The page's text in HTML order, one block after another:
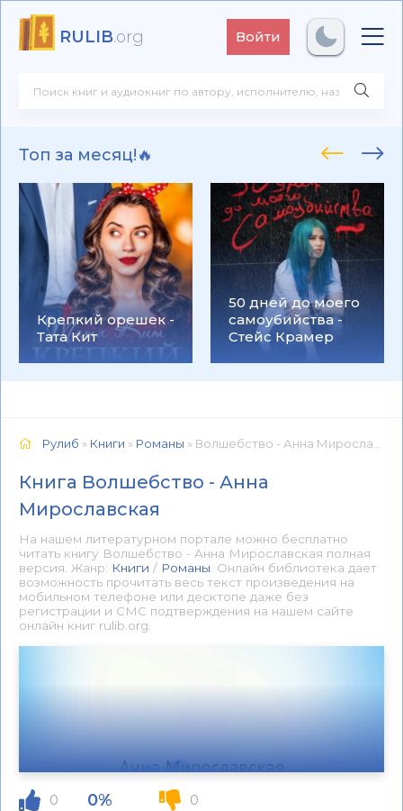
RULIB.org Войти
Топ за месяц!🔥
Крепкий орешек -
Тата Кит
50 дней до моего
самоубийства -
Стейс Крамер
Рулиб » Книги » Романы » Волшебство - Анна Мирославская 📕 - Книга онлайн бесплатно
Книга Волшебство - Анна
Мирославская
На нашем литературном портале можно бесплатно
читать книгу Волшебство - Анна Мирославская полная
версия. Жанр: Книги / Романы . Онлайн библиотека дает
возможность прочитать весь текст произведения на
мобильном телефоне или десктопе даже без
регистрации и СМС подтверждения на нашем сайте
онлайн книг rulib.org.
0 0% 0